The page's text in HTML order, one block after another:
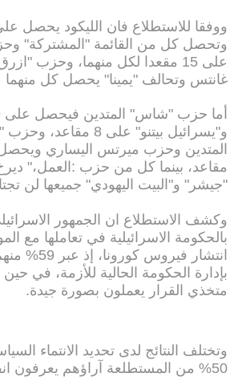
وتحصل كل من القائمة "المشتركة"
على 15 مقعدا لكل منهما، وحزب
غانتس وتحالف "يمينا" يحصل كل منهما على 11
و"يسرائيل بيتنو" على 8
مقاعد، بينما كل من حزب :العمل،"
"جيشر" و"البيت اليهودي" جميعها لن
وكشف الاستطلاع ان الجمهور
بالحكومة الاسرائيلية في تعاملها مع
انتشار فيروس
متخذي القرار يعملون بصورة جيدة.
وتختلف النتائج لدى تحديد الانتماء
50% من المستطلعة آراؤهم يعرفون